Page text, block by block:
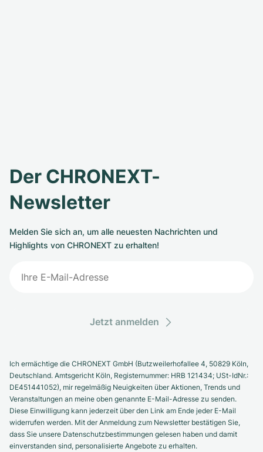
Der CHRONEXT-
Newsletter
Melden Sie sich an, um alle neuesten Nachrichten und
Highlights von CHRONEXT zu erhalten!
Jetzt anmelden
Ich ermächtige die CHRONEXT GmbH (Butzweilerhofallee 4, 50829 Köln,
Deutschland. Amtsgericht Köln, Registernummer: HRB 121434; USt-IdNr.:
DE451441052), mir regelmäßig Neuigkeiten über Aktionen, Trends und
Veranstaltungen an meine oben genannte E-Mail-Adresse zu senden.
Diese Einwilligung kann jederzeit über den Link am Ende jeder E-Mail
widerrufen werden. Mit der Anmeldung zum Newsletter bestätigen Sie,
dass Sie unsere Datenschutzbestimmungen gelesen haben und damit
einverstanden sind, personalisierte Angebote zu erhalten.